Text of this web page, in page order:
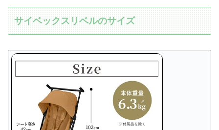
サイベックスリベルのサイズ